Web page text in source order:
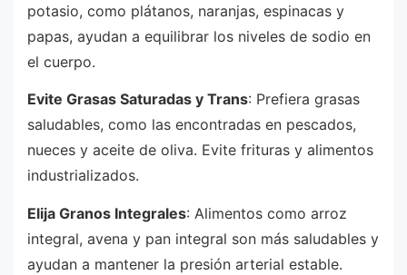
potasio, como plátanos, naranjas, espinacas y
papas, ayudan a equilibrar los niveles de sodio en
el cuerpo.
Evite Grasas Saturadas y Trans: Prefiera grasas
saludables, como las encontradas en pescados,
nueces y aceite de oliva. Evite frituras y alimentos
industrializados.
Elija Granos Integrales: Alimentos como arroz
integral, avena y pan integral son más saludables y
ayudan a mantener la presión arterial estable.